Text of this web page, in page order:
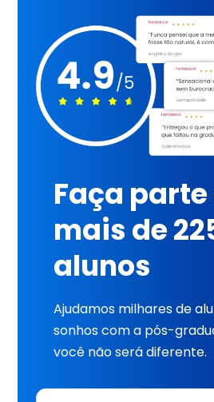
Faça parte
mais de
alunos
Ajudamos milhares de
sonhos com a pós-
você não será diferente.